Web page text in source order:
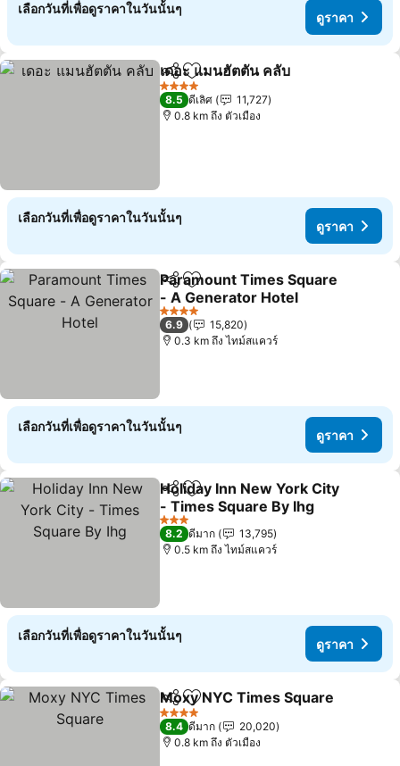
เลือกวันที่เพื่อดูราคาในวันนั้นๆ
ดูราคา
แชร์ เพิ่มในรายการโปรด
เดอะ แมนฮัตตัน คลับ
4 ดาว
8.5 ดีเลิศ
11,727
0.8 km ถึง ตัวเมือง
เลือกวันที่เพื่อดูราคาในวันนั้นๆ
ดูราคา
แชร์ เพิ่มในรายการโปรด
Paramount Times Square
- A Generator Hotel
ดูราคา
4 ดาว
6.9
15,820
0.3 km ถึง ไทม์สแควร์
เลือกวันที่เพื่อดูราคาในวันนั้นๆ
ดูราคา
แชร์ เพิ่มในรายการโปรด
Holiday Inn New York City
- Times Square By Ihg
ดูราคา
3 ดาว
8.2 ดีมาก
13,795
0.5 km ถึง ไทม์สแควร์
เลือกวันที่เพื่อดูราคาในวันนั้นๆ
ดูราคา
แชร์ เพิ่มในรายการโปรด
Moxy NYC Times Square
4 ดาว
8.4 ดีมาก
20,020
0.8 km ถึง ตัวเมือง